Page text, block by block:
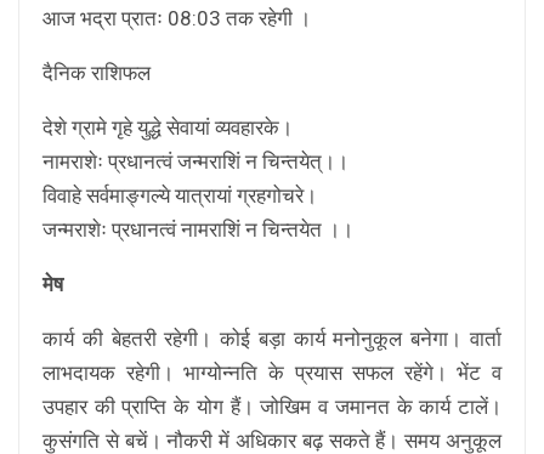
आज भद्रा प्रातः 08:03 तक रहेगी ।
दैनिक राशिफल
देशे ग्रामे गृहे युद्धे सेवायां व्यवहारके।
नामराशेः प्रधानत्वं जन्मराशिं न चिन्तयेत्।।
विवाहे सर्वमाङ्गल्ये यात्रायां ग्रहगोचरे।
जन्मराशेः प्रधानत्वं नामराशिं न चिन्तयेत ।।
मेष
कार्य की बेहतरी रहेगी। कोई बड़ा कार्य मनोनुकूल बनेगा। वार्ता
लाभदायक रहेगी। भाग्योन्नति के प्रयास सफल रहेंगे। भेंट व
उपहार की प्राप्ति के योग हैं। जोखिम व जमानत के कार्य टालें।
कुसंगति से बचें। नौकरी में अधिकार बढ़ सकते हैं। समय अनुकूल